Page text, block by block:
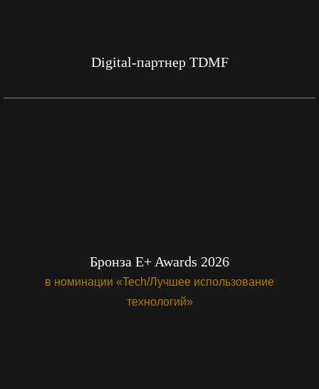
Digital-партнер TDMF
Бронза E+ Awards 2026
в номинации «Tech/Лучшее использование
технологий»